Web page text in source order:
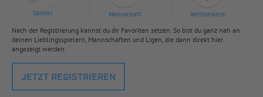
Spieler Mannschaft Wettbewerb
Nach der Registrierung kannst du dir Favoriten setzen. So bist du ganz nah an
deinen Lieblingsspielern, Mannschaften und Ligen, die dann direkt hier
angezeigt werden.
JETZT REGISTRIEREN